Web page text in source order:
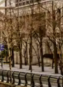
óf door te